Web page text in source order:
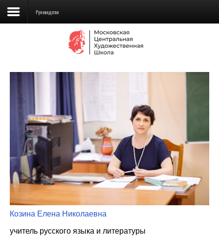
Сведения об образовательной
Детская Художественная школа
Поступающим
Подготовка
Образование
Доп. образование
Курсы повышения квалификации
Руководство
Козина Елена Николаевна
учитель русского языка и литературы